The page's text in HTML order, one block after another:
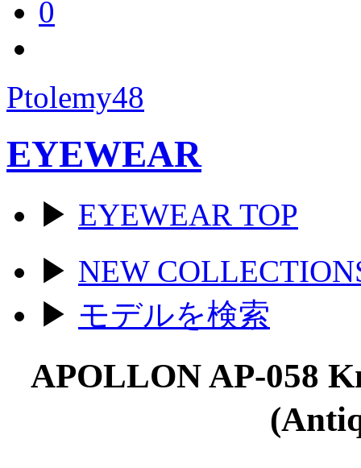
0
Ptolemy48
EYEWEAR
▶ EYEWEAR TOP
▶ NEW
▶ モデルを検索
APOLLON AP-058